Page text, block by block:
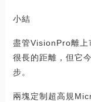
小結
盡管VisionPro離上
很長的距離，但它
步。
兩塊定制超高規